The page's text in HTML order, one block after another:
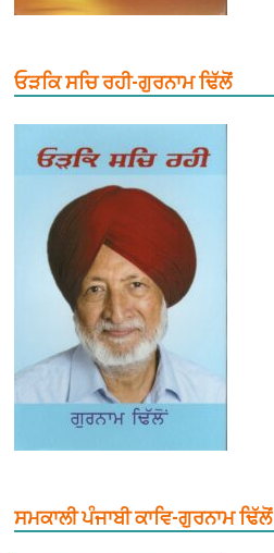
ਓੜਕਿ ਸਚਿ ਰਹੀ-ਗੁਰਨਾਮ ਢਿੱਲੋਂ
ਸਮਕਾਲੀ ਪੰਜਾਬੀ ਕਾਵਿ-ਗੁਰਨਾਮ ਢਿੱਲੋਂ